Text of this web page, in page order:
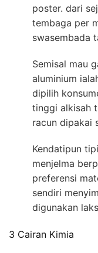
poster. dari
tembaga per
swasembada
Semisal mau
aluminium
dipilih
tinggi alkisah
racun dipakai
Kendatipun
menjelma
preferensi
sendiri
digunakan
3 Cairan Kimia